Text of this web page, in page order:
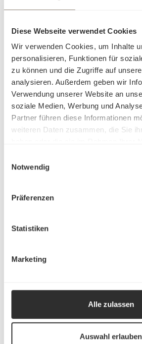
Diese Webseite verwendet Cookies
Wir verwenden Cookies, um Inhalte
personalisieren, Funktionen für
zu können und die Zugriffe auf
analysieren. Außerdem geben wir
Verwendung unserer Website an
soziale Medien, Werbung und
Partner führen diese Informationen
weiteren Daten zusammen, die Sie
Notwendig
Präferenzen
Statistiken
Marketing
Alle zulassen
Auswahl erlauben